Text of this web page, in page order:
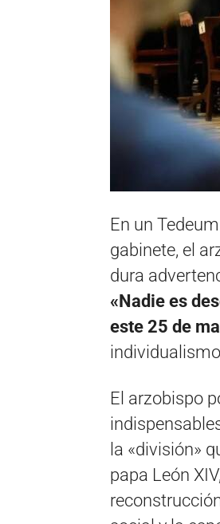
En un
gabinete, el
dura
«Nadie es
este 25 de
El arzobispo
la «división»
papa León XIV,